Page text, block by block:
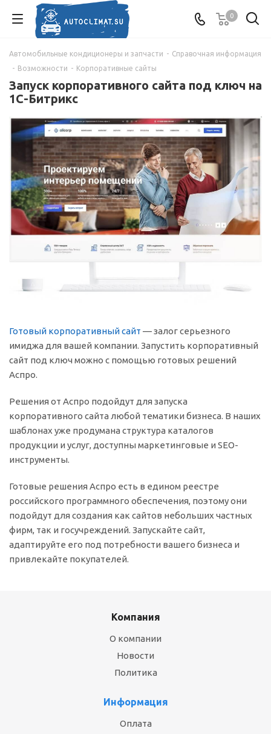
0
Автомобильные кондиционеры и запчасти - Справочная информация
- Возможности - Корпоративные сайты
Запуск корпоративного сайта под ключ на
1С-Битрикс
Готовый корпоративный сайт — залог серьезного
имиджа для вашей компании. Запустить корпоративный
сайт под ключ можно с помощью готовых решений
Аспро.
Решения от Аспро подойдут для запуска
корпоративного сайта любой тематики бизнеса. В наших
шаблонах уже продумана структура каталогов
продукции и услуг, доступны маркетинговые и SEO-
инструменты.
Готовые решения Аспро есть в едином реестре
российского программного обеспечения, поэтому они
подойдут для создания как сайтов небольших частных
фирм, так и госучреждений. Запускайте сайт,
адаптируйте его под потребности вашего бизнеса и
привлекайте покупателей.
Компания
О компании
Новости
Политика
Информация
Оплата